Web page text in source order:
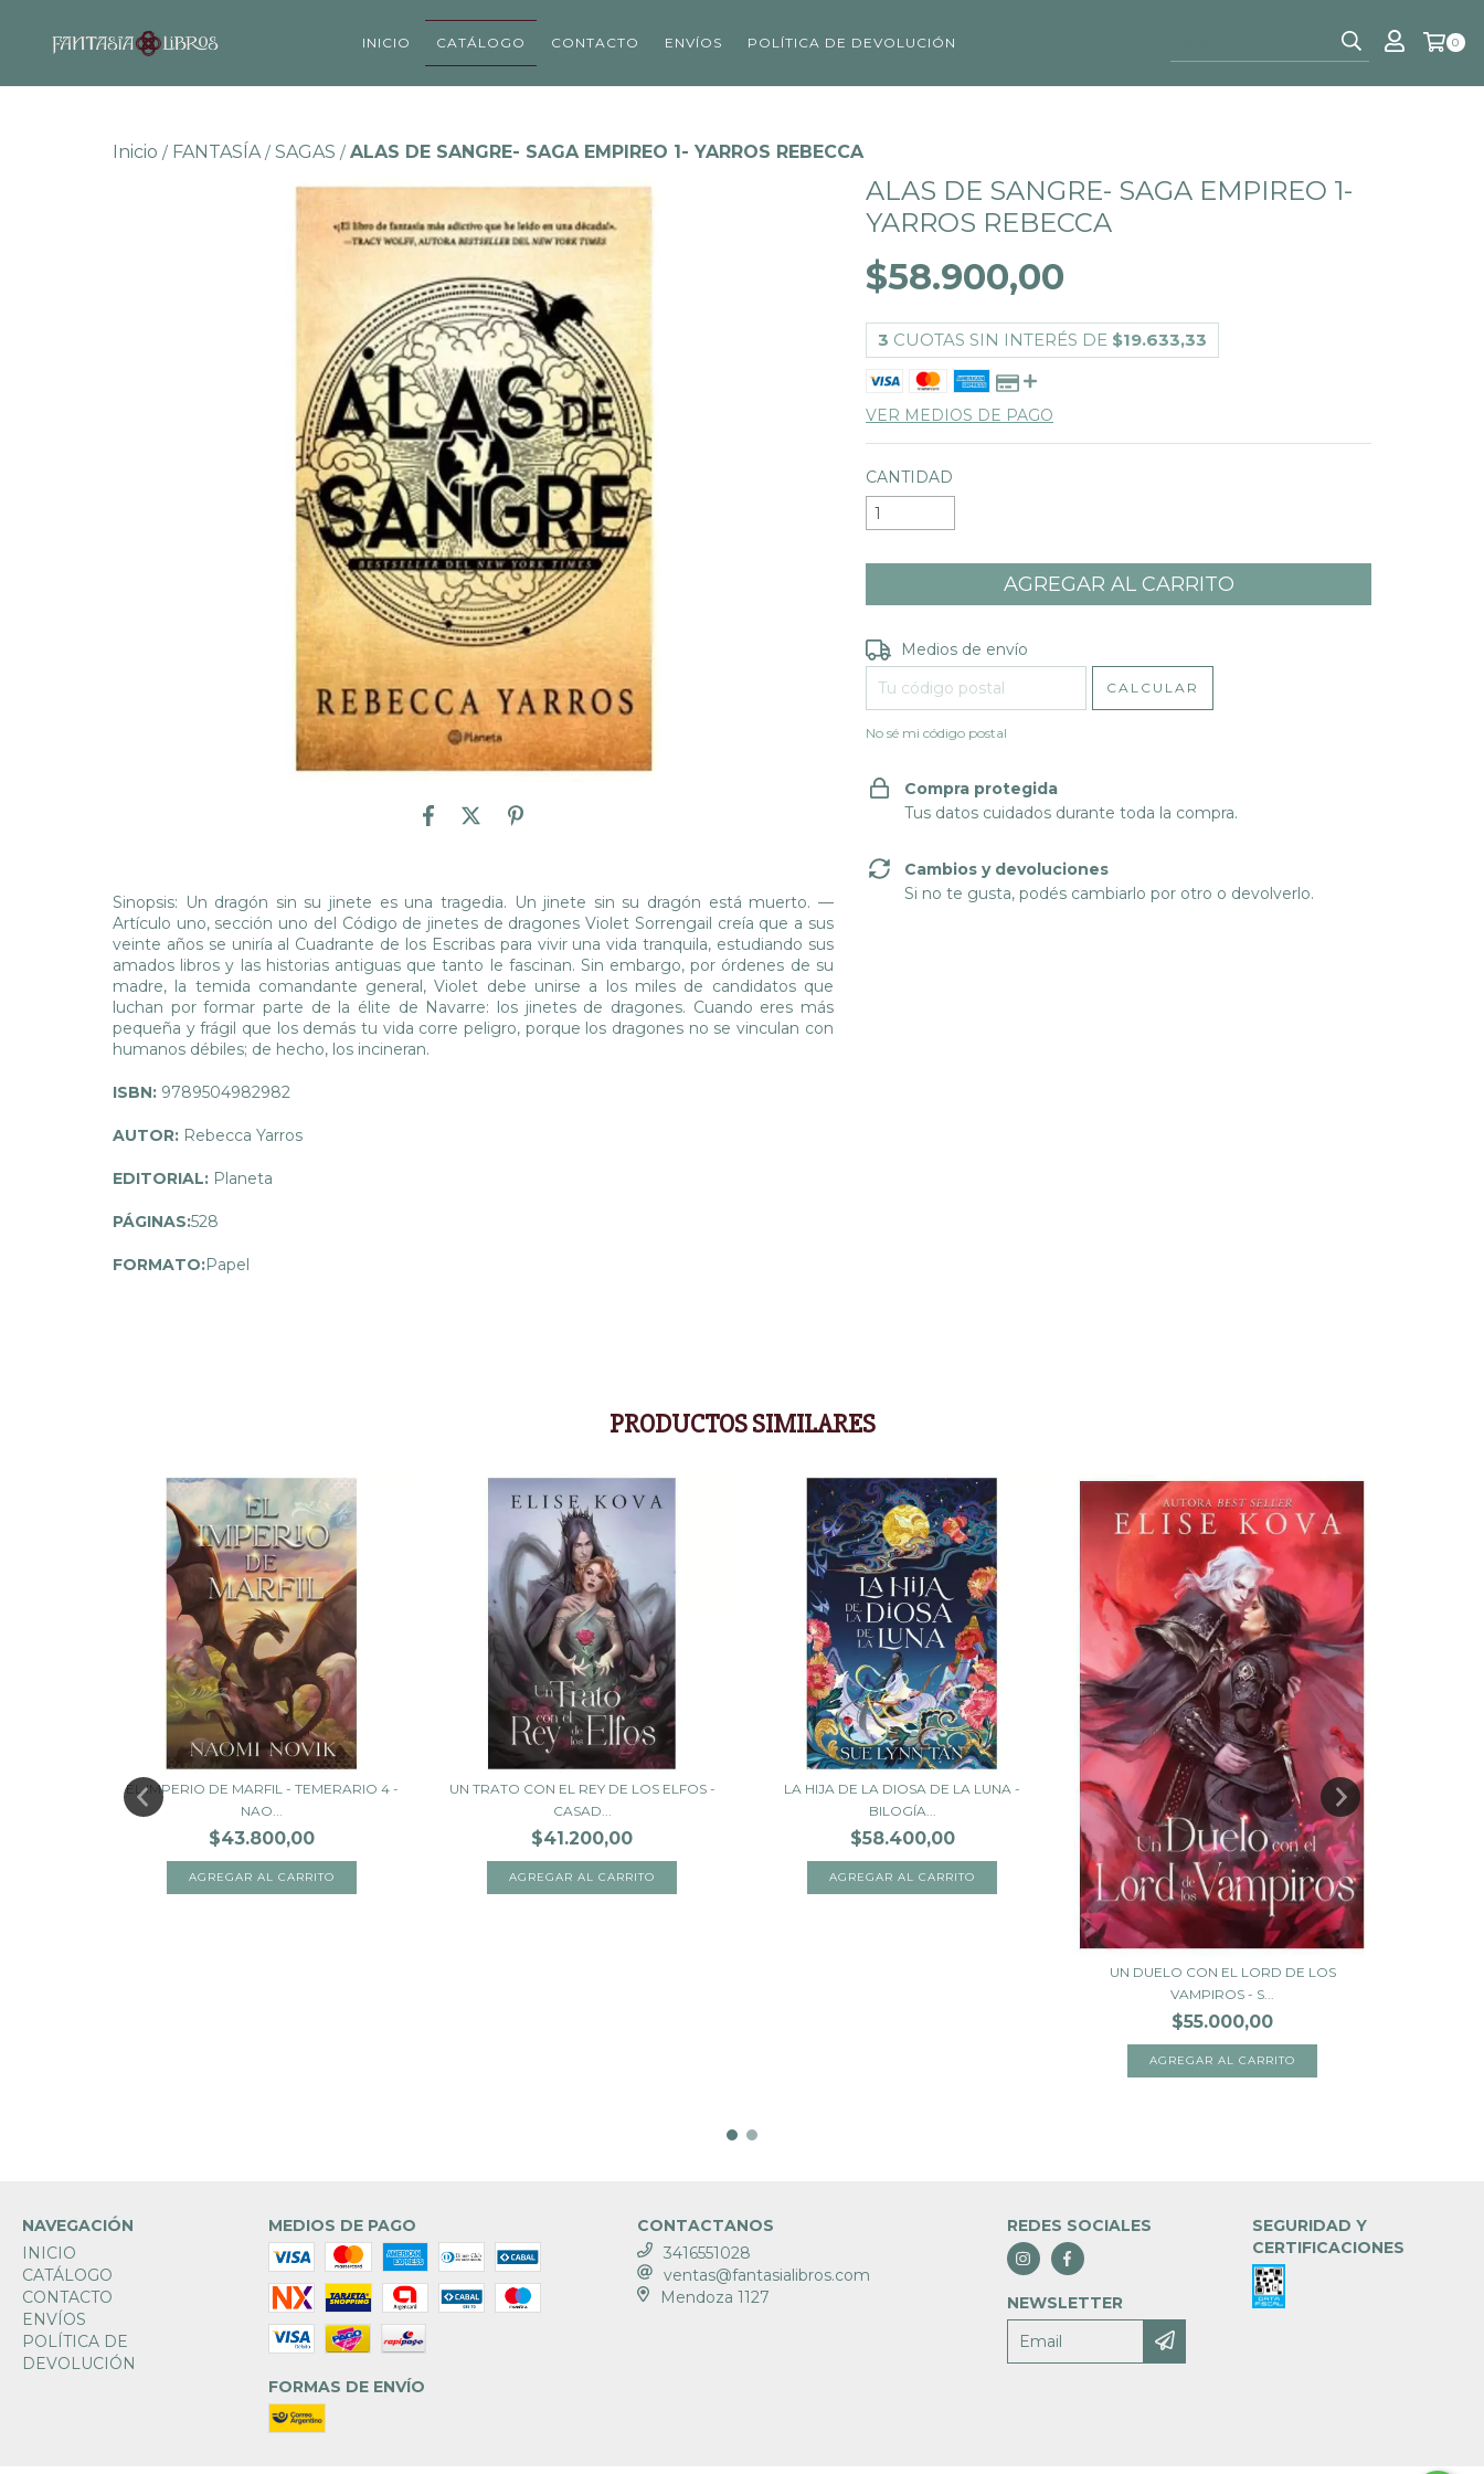
INICIO CATÁLOGO CONTACTO ENVÍOS POLÍTICA DE DEVOLUCIÓN 0
Inicio / FANTASÍA / SAGAS / ALAS DE SANGRE- SAGA EMPIREO 1- YARROS REBECCA
Sinopsis: Un dragón sin su jinete es una tragedia. Un jinete sin su dragón está muerto. —
Artículo uno, sección uno del Código de jinetes de dragones Violet Sorrengail creía que a sus
veinte años se uniría al Cuadrante de los Escribas para vivir una vida tranquila, estudiando sus
amados libros y las historias antiguas que tanto le fascinan. Sin embargo, por órdenes de su
madre, la temida comandante general, Violet debe unirse a los miles de candidatos que
luchan por formar parte de la élite de Navarre: los jinetes de dragones. Cuando eres más
pequeña y frágil que los demás tu vida corre peligro, porque los dragones no se vinculan con
humanos débiles; de hecho, los incineran.
ISBN: 9789504982982
AUTOR: Rebecca Yarros
EDITORIAL: Planeta
PÁGINAS:528
FORMATO:Papel
ALAS DE SANGRE- SAGA EMPIREO 1-
YARROS REBECCA
$58.900,00
3 CUOTAS SIN INTERÉS DE $19.633,33
VER MEDIOS DE PAGO
CANTIDAD
Entregas para el CP:
Medios de envío
CALCULAR
No sé mi código postal
Compra protegida
Tus datos cuidados durante toda la compra.
Cambios y devoluciones
Si no te gusta, podés cambiarlo por otro o devolverlo.
PRODUCTOS SIMILARES
EL IMPERIO DE MARFIL - TEMERARIO 4 -
NAO...
$43.800,00
UN TRATO CON EL REY DE LOS ELFOS -
CASAD...
$41.200,00
LA HIJA DE LA DIOSA DE LA LUNA -
BILOGÍA...
$58.400,00
UN DUELO CON EL LORD DE LOS
VAMPIROS - S...
$55.000,00
NAVEGACIÓN
INICIO
CATÁLOGO
CONTACTO
ENVÍOS
POLÍTICA DE
DEVOLUCIÓN
MEDIOS DE PAGO
FORMAS DE ENVÍO
CONTACTANOS
3416551028
ventas@fantasialibros.com
Mendoza 1127
REDES SOCIALES
NEWSLETTER
SEGURIDAD Y
CERTIFICACIONES